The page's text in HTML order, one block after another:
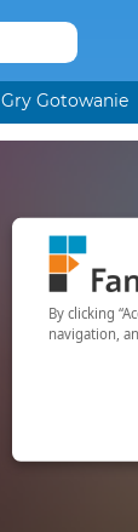
Gry Gotowanie